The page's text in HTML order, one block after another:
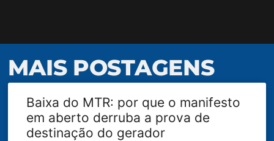
MAIS POSTAGENS
Baixa do MTR: por que o manifesto
em aberto derruba a prova de
destinação do gerador